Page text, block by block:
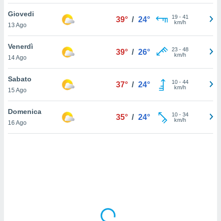
cookie
il tuo
in
a piè
del
Giovedi
13 Ago
39° / 24° 19- 41
km/h
Venerdì
14 Ago
39° / 26° 23- 48
km/h
Sabato
15 Ago
37° / 24° 10- 44
km/h
Domenica
16 Ago
35° / 24° 10- 34
km/h